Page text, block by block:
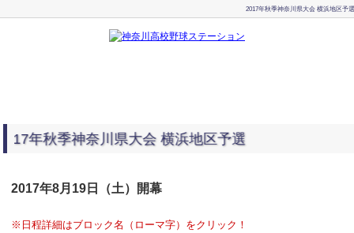
2017年秋季神奈川県大会 横浜地区予
年秋季神奈川県大会 横浜地区予選
2017年8月19日（土）開幕
※日程詳細はブロック名（ローマ字）をクリック！